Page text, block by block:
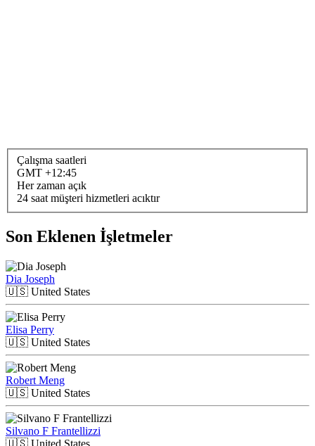
Çalışma saatleri
GMT +12:45
Her zaman açık
24 saat müşteri hizmetleri acıktır
Son Eklenen İşletmeler
Dia Joseph
🇺🇸 United States
Elisa Perry
🇺🇸 United States
Robert Meng
🇺🇸 United States
Silvano F Frantellizzi
🇺🇸 United States